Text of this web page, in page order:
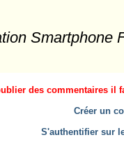
Smartphone
des commentaires il
Créer un
S'authentifier sur